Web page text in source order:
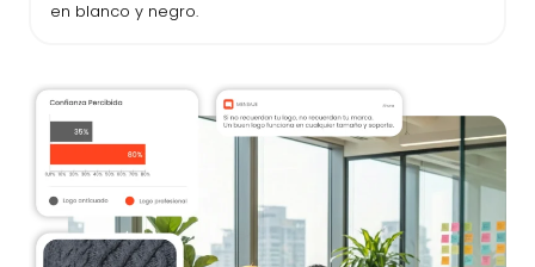
en blanco y negro.